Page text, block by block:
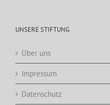
UNSERE STIFTUNG
Über uns
Impressum
Datenschutz